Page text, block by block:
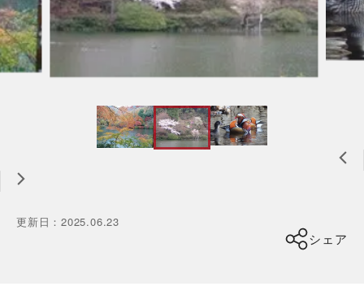
更新日 ：2025.06.23
シェア